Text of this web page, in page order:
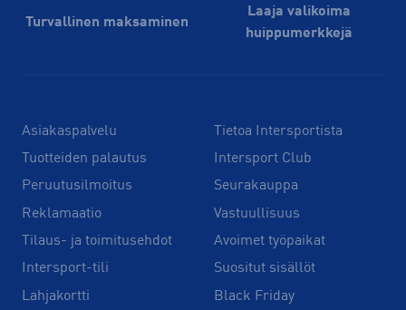
Turvallinen maksaminen
Laaja valikoima
huippu­merkkejä
Asiakaspalvelu
Tuotteiden palautus
Peruutusilmoitus
Reklamaatio
Tilaus- ja toimitusehdot
Intersport-tili
Lahjakortti
Tietoa Intersportista
Intersport Club
Seurakauppa
Vastuullisuus
Avoimet työpaikat
Suositut sisällöt
Black Friday